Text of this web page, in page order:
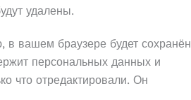
удалены.
в вашем браузере будет сохранён
персональных данных и
что отредактировали. Он